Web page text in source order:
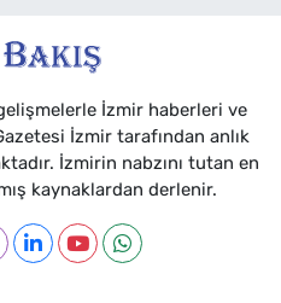
İzmir haberleri ve
İzmir tarafından anlık
İzmirin nabzını tutan en
kaynaklardan derlenir.